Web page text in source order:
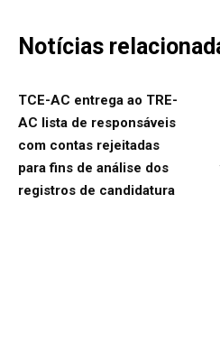
Notícias
TCE-AC entrega ao TRE-
AC lista de responsáveis
com contas rejeitadas
para fins de análise dos
registros de candidatura